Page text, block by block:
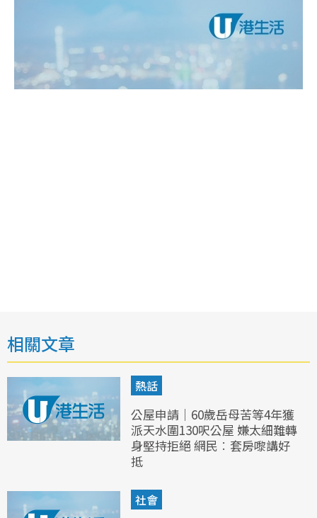
相關文章
熱話
公屋申請｜60歲岳母苦等4年獲
派天水圍130呎公屋 嫌太細難轉
身堅持拒絕 網民︰套房嚟講好
抵
社會